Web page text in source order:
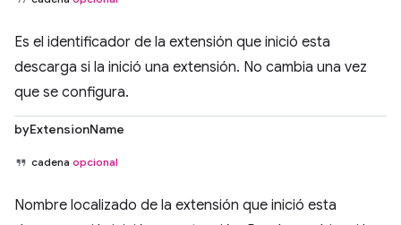
Es el identificador de la extensión que inició esta
descarga si la inició una extensión. No cambia una vez
que se configura.
byExtensionName
cadena opcional
Nombre localizado de la extensión que inició esta